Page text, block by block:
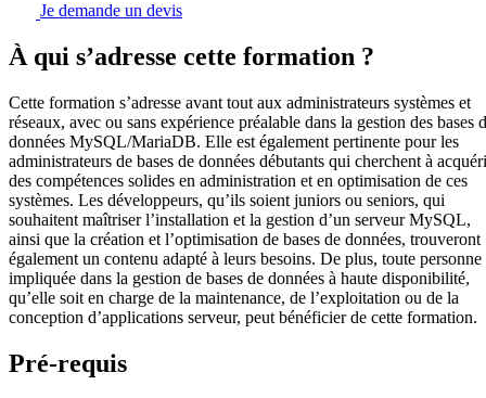
Je demande un devis
À qui s’adresse cette formation ?
Cette formation s’adresse avant tout aux administrateurs systèmes et
réseaux, avec ou sans expérience préalable dans la gestion des bases
données MySQL/MariaDB. Elle est également pertinente pour les
administrateurs de bases de données débutants qui cherchent à
des compétences solides en administration et en optimisation de ces
systèmes. Les développeurs, qu’ils soient juniors ou seniors, qui
souhaitent maîtriser l’installation et la gestion d’un serveur MySQL,
ainsi que la création et l’optimisation de bases de données, trouveront
également un contenu adapté à leurs besoins. De plus, toute personne
impliquée dans la gestion de bases de données à haute disponibilité,
qu’elle soit en charge de la maintenance, de l’exploitation ou de la
conception d’applications serveur, peut bénéficier de cette formation.
Pré-requis